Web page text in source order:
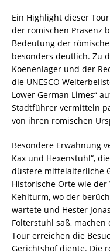
Ein Highlight dieser
der römischen Präsenz
Bedeutung der
besonders deutlich. Zu
Koenenlager und der
die UNESCO
Lower German Limes“
Stadtführer vermitteln
von ihren römischen
Besondere Erwähnung
Kax und Hexenstuhl“,
düstere mittelalterliche
Historische Orte wie
Kehlturm, wo der
wartete und Hester
Folterstuhl saß, machen
Tour erreichen die
Gerichtshof diente. Die